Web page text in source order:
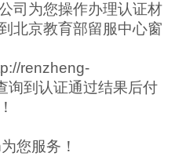
司为您操作办理认证材
北京教育部留服中心窗
renzheng-
询到认证通过结果后付
为您服务！